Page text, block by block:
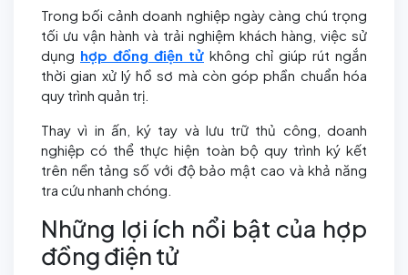
Trong bối cảnh doanh nghiệp ngày càng chú trọng
tối ưu vận hành và trải nghiệm khách hàng, việc sử
dụng hợp đồng điện tử không chỉ giúp rút ngắn
thời gian xử lý hồ sơ mà còn góp phần chuẩn hóa
quy trình quản trị.
Thay vì in ấn, ký tay và lưu trữ thủ công, doanh
nghiệp có thể thực hiện toàn bộ quy trình ký kết
trên nền tảng số với độ bảo mật cao và khả năng
tra cứu nhanh chóng.
Những lợi ích nổi bật của hợp
đồng điện tử